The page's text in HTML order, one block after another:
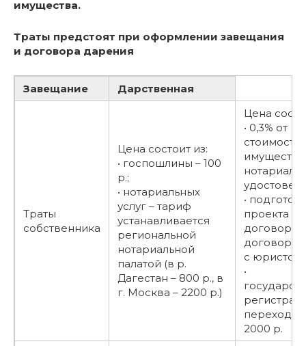
имущества.
Траты предстоят при оформлении завещания
и договора дарения
Завещание Дарственная
Траты
собственника
Цена состоит из:
• госпошлины – 100
р.;
• нотариальных
услуг – тариф
устанавливается
региональной
нотариальной
палатой (в р.
Дагестан – 800 р., в
г. Москва – 2200 р.)
Цена
• 0,3% от
стоимости
•
проекта
договора
с юристом;
•
перехода
2000 р.